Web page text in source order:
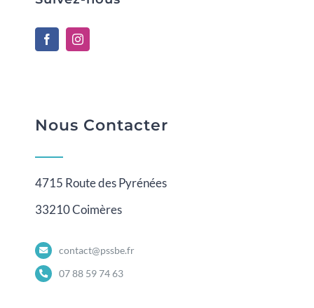
Nous Contacter
4715 Route des Pyrénées
33210 Coimères
contact@pssbe.fr
07 88 59 74 63